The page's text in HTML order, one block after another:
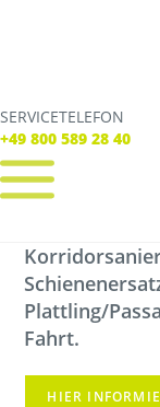
SERVICETELEFON
+49 800 589 28 40
SERVICE TELEFON
+49 800 589 28 40
REGISTRIEREN
Verbindungen
Tickets
Freizeit
Unternehmen
Plattling/
Fahrt.
HIER